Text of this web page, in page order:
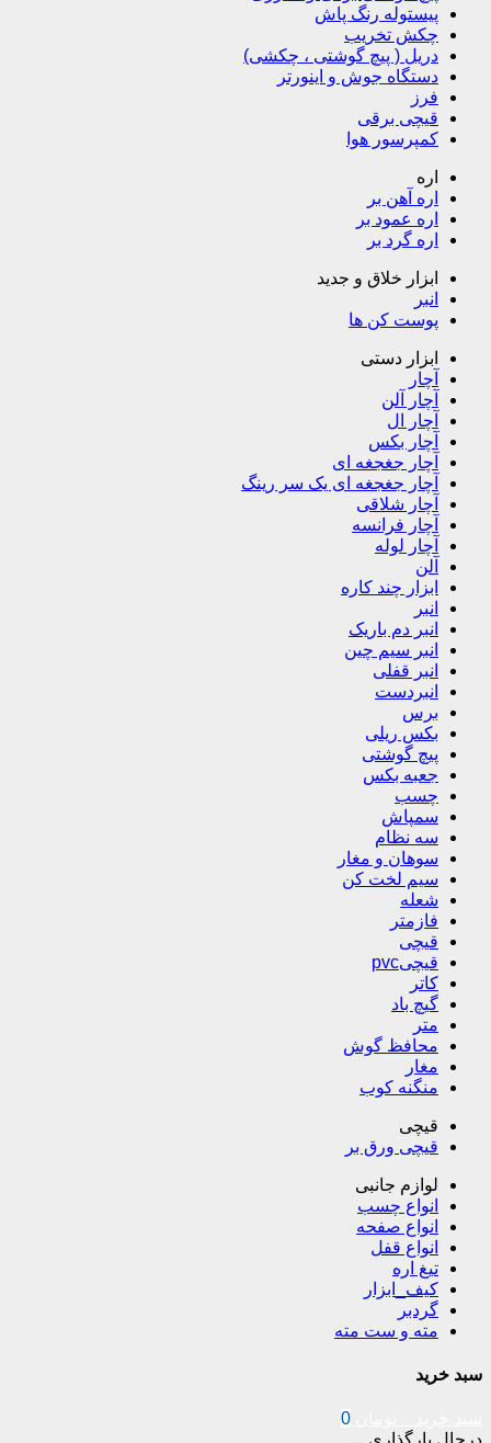
اره
اره آهن بر
اره عمود بر
اره گرد بر
ابزار خلاق و جدید
انبر
پوست کن ها
ابزار دستی
آچار
آچار آلن
آچار ال
آچار بکس
آچار جغجغه ای
آچار جغجغه ای یک سر رینگ
آچار شلاقی
آچار فرانسه
آچار لوله
آلن
ابزار چند کاره
انبر
انبر دم باریک
انبر سیم چین
انبر قفلی
انبردست
برس
بکس ریلی
پیچ گوشتی
جعبه بکس
چسب
سمپاش
سه نظام
سوهان و مغار
سیم لخت کن
شعله
فازمتر
قیچی
قیچیpvc
کاتر
گیچ باد
متر
محافظ گوش
مغار
منگنه کوب
قیچی
قیچی ورق بر
لوازم جانبی
انواع چسب
انواع صفحه
انواع قفل
تیغ اره
کیف_ابزار
گردبر
مته و ست مته
سبد خرید
سبد خرید ۰ تومان
درحال بارگذاری ...
جستجو
حساب کاربری